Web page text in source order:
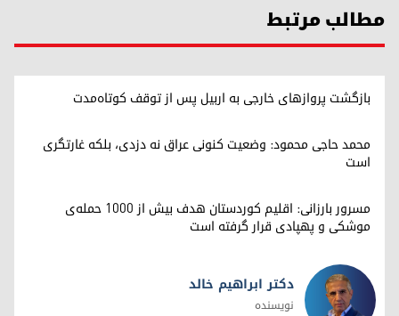
مطالب مرتبط
بازگشت پروازهای خارجی به اربیل پس از توقف کوتاه‌مدت
محمد حاجی محمود: وضعیت کنونی عراق نه دزدی، بلکه غارتگری
است
مسرور بارزانی: اقلیم کوردستان هدف بیش از ۱۰۰۰ حمله‌ی
موشکی و پهپادی قرار گرفته است
دکتر ابراهیم خالد
نویسنده